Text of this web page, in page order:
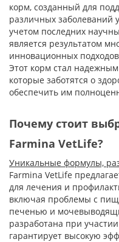
корм, созданный для
различных заболеваний
учетом последних
является результатом
инновационных
Этот корм стал
которые заботятся о
обеспечить им
Почему стоит
Farmina VetLife?
Уникальные формулы,
Farmina VetLife
для лечения и
включая проблемы с
печенью и
разработана при
гарантирует высокую